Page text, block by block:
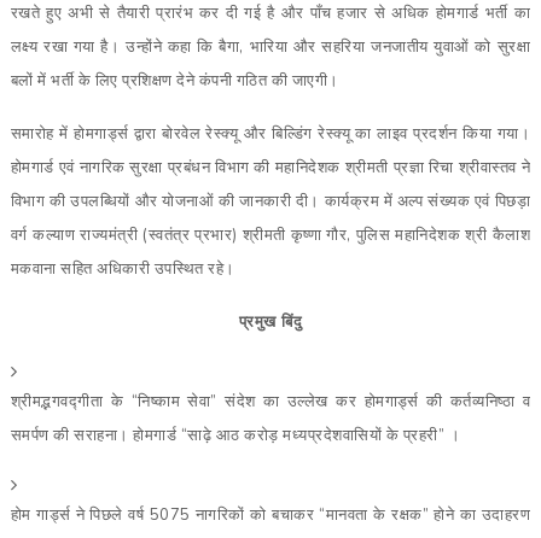
रखते हुए अभी से तैयारी प्रारंभ कर दी गई है और पाँच हजार से अधिक होमगार्ड भर्ती का
लक्ष्य रखा गया है। उन्होंने कहा कि बैगा, भारिया और सहरिया जनजातीय युवाओं को सुरक्षा
बलों में भर्ती के लिए प्रशिक्षण देने कंपनी गठित की जाएगी।
समारोह में होमगार्ड्स द्वारा बोरवेल रेस्क्यू और बिल्डिंग रेस्क्यू का लाइव प्रदर्शन किया गया।
होमगार्ड एवं नागरिक सुरक्षा प्रबंधन विभाग की महानिदेशक श्रीमती प्रज्ञा रिचा श्रीवास्तव ने
विभाग की उपलब्धियों और योजनाओं की जानकारी दी। कार्यक्रम में अल्प संख्यक एवं पिछड़ा
वर्ग कल्याण राज्यमंत्री (स्वतंत्र प्रभार) श्रीमती कृष्णा गौर, पुलिस महानिदेशक श्री कैलाश
मकवाना सहित अधिकारी उपस्थित रहे।
प्रमुख बिंदु
श्रीमद्भगवद्गीता के “निष्काम सेवा” संदेश का उल्लेख कर होमगार्ड्स की कर्तव्यनिष्ठा व
समर्पण की सराहना। होमगार्ड “साढ़े आठ करोड़ मध्यप्रदेशवासियों के प्रहरी” ।
होम गार्ड्स ने पिछले वर्ष 5075 नागरिकों को बचाकर “मानवता के रक्षक” होने का उदाहरण